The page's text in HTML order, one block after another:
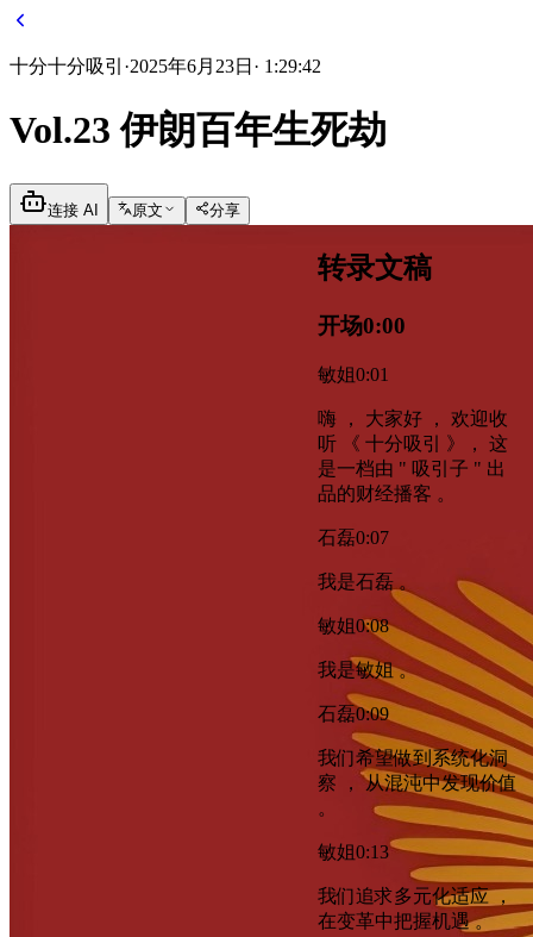
十分十分吸引 ·2025年6月23日 · 1:29:42
Vol.23 伊朗百年生死劫
连接 AI 原文 分享
转录文稿
开场0:00
敏姐0:01
嗨 ， 大家好 ， 欢迎收
听 《 十分吸引 》， 这
是一档由 " 吸引子 " 出
品的财经播客 。
石磊0:07
我是石磊 。
敏姐0:08
我是敏姐 。
石磊0:09
我们希望做到系统化洞
察 ， 从混沌中发现价值
。
敏姐0:13
我们追求多元化适应 ，
在变革中把握机遇 。